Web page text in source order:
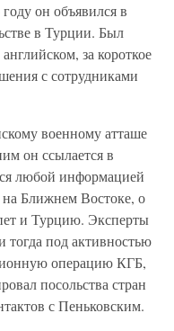
он объявился в
в Турции. Был
за короткое
с сотрудниками
военному атташе
он ссылается в
любой информацией
на Ближнем Востоке, о
и Турцию. Эксперты
тогда под активностью
операцию КГБ,
посольства стран
с Пеньковским.